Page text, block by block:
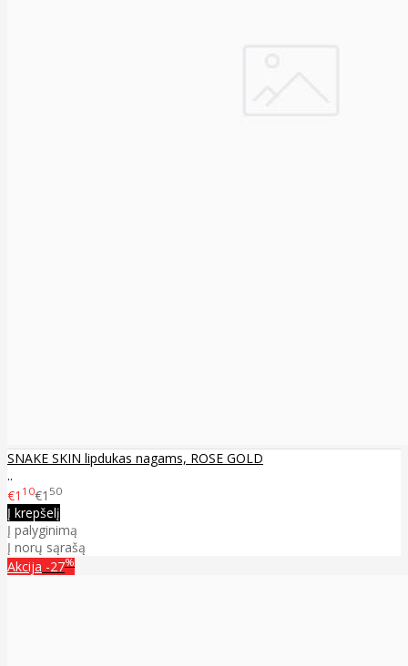
SNAKE SKIN lipdukas nagams, ROSE GOLD
..
€1 10€1 50
Į krepšelį
Į palyginimą
Į norų sąrašą
Akcija -27%